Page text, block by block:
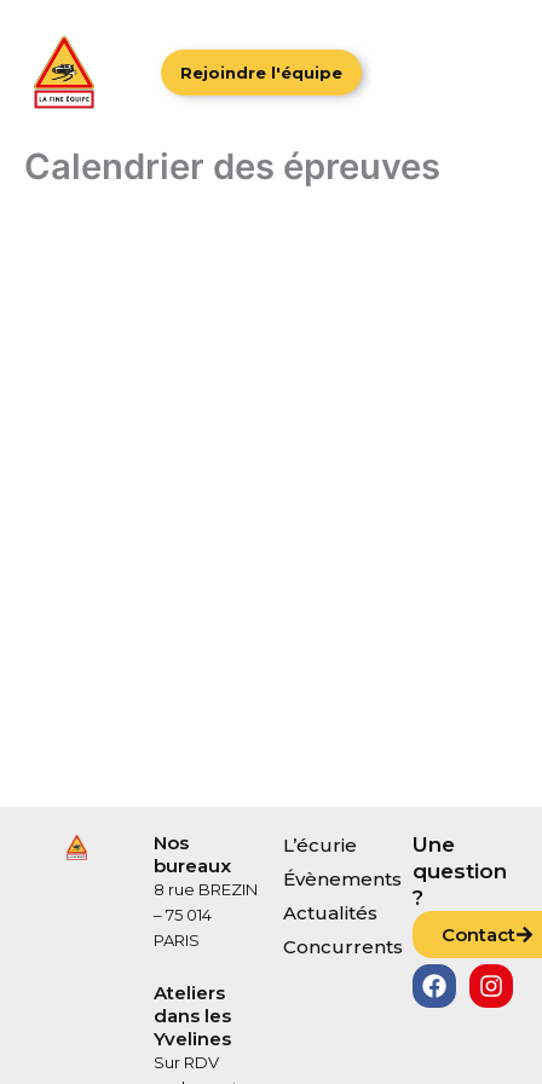
contenu
Rejoindre l'équipe
Calendrier des épreuves
Nos
bureaux
8 rue BREZIN
– 75 014
PARIS
Ateliers
dans les
Yvelines
Sur RDV
L’écurie
Évènements
Actualités
Concurrents
Une
question
?
Contact
F
a
c
I
n
s